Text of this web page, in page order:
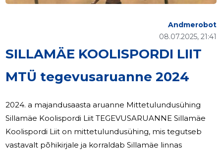
SILLAMÄE KOOLISPORDI LIIT
MTÜ tegevusaruanne 2024
08.07.2025, 21:41
Andmerobot
2024. a majandusaasta aruanne Mittetulundusühing
Sillamäe Koolispordi Liit TEGEVUSARUANNE Sillamäe
Koolispordi Liit on mittetulundusühing, mis tegutseb
vastavalt põhikirjale ja korraldab Sillamäe linnas